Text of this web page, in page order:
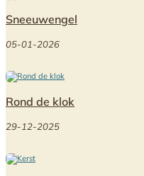
Sneeuwengel
05-01-2026
Rond de klok
29-12-2025